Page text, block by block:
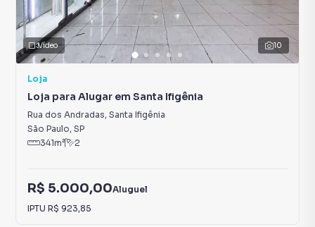
10
Vídeo
Loja
Loja para Alugar em Santa Ifigênia
Rua dos Andradas, Santa Ifigênia
São Paulo, SP
341m² 2
R$ 5.000,00Aluguel
IPTU R$ 923,85